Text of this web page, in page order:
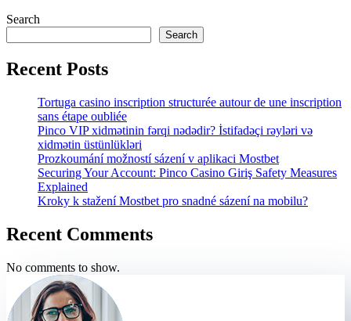
Search
Search
Recent Posts
Tortuga casino inscription structurée autour de une inscription
sans étape oubliée
Pinco VIP xidmətinin fərqi nədədir? İstifadəçi rəyləri və
xidmətin üstünlükləri
Prozkoumání možností sázení v aplikaci Mostbet
Securing Your Account: Pinco Casino Giriş Safety Measures
Explained
Kroky k stažení Mostbet pro snadné sázení na mobilu?
Recent Comments
No comments to show.